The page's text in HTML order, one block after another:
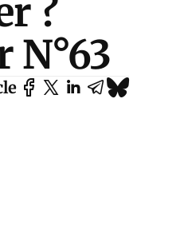
?
N°63